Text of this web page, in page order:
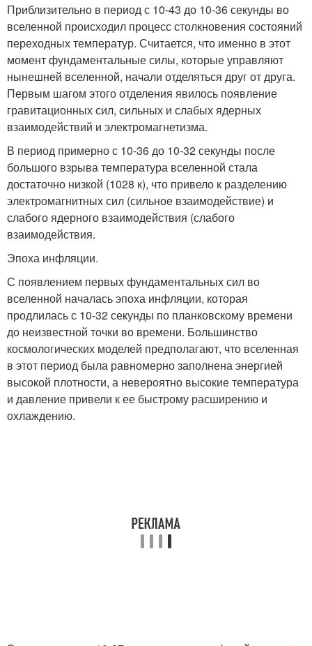
Приблизительно в период с 10-43 до 10-36 секунды во
вселенной происходил процесс столкновения состояний
переходных температур. Считается, что именно в этот
момент фундаментальные силы, которые управляют
нынешней вселенной, начали отделяться друг от друга.
Первым шагом этого отделения явилось появление
гравитационных сил, сильных и слабых ядерных
взаимодействий и электромагнетизма.
В период примерно с 10-36 до 10-32 секунды после
большого взрыва температура вселенной стала
достаточно низкой (1028 к), что привело к разделению
электромагнитных сил (сильное взаимодействие) и
слабого ядерного взаимодействия (слабого
взаимодействия.
Эпоха инфляции.
С появлением первых фундаментальных сил во
вселенной началась эпоха инфляции, которая
продлилась с 10-32 секунды по планковскому времени
до неизвестной точки во времени. Большинство
космологических моделей предполагают, что вселенная
в этот период была равномерно заполнена энергией
высокой плотности, а невероятно высокие температура
и давление привели к ее быстрому расширению и
охлаждению.